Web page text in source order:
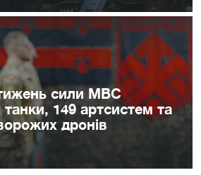
сили МВС
149 артсистем та
дронів